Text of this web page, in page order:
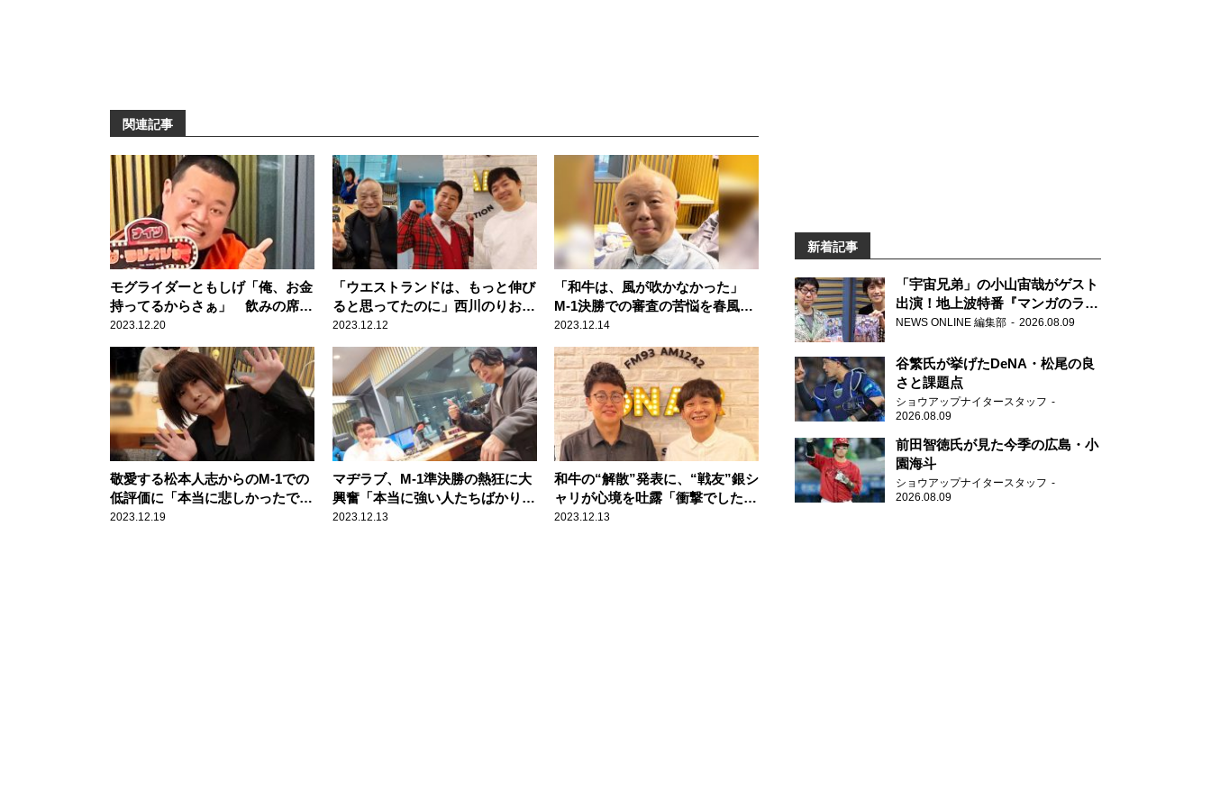
関連記事
モグライダーともしげ「俺、お金
持ってるからさぁ」 飲みの席で
放った一言を後輩芸人が暴露「普
通にデカい声で……」
2023.12.20
「ウエストランドは、もっと伸び
ると思ってたのに」西川のりおの
一言に井口も納得？「河本はM-1
チャンピオン史上、一番伸びてな
い」
2023.12.12
「和牛は、風が吹かなかった」
M-1決勝での審査の苦悩を春風亭
小朝が語る
2023.12.14
敬愛する松本人志からのM-1での
低評価に「本当に悲しかったで
す」 ランジャタイ伊藤が回顧
2023.12.19
マヂラブ、M-1準決勝の熱狂に大
興奮「本当に強い人たちばかりだ
った」
2023.12.13
和牛の“解散”発表に、“戦友”銀シ
ャリが心境を吐露「衝撃でした」
「わけが分からなすぎて」 ナイ
2023.12.13
新着記事
「宇宙兄弟」の小山宙哉がゲスト
出演！地上波特番『マンガのラジ
オ 宇宙兄弟スペシャル 』
NEWS ONLINE 編集部 2026.08.09
谷繁氏が挙げたDeNA・松尾の良
さと課題点
ショウアップナイタースタッフ
2026.08.09
前田智徳氏が見た今季の広島・小
園海斗
ショウアップナイタースタッフ
2026.08.09